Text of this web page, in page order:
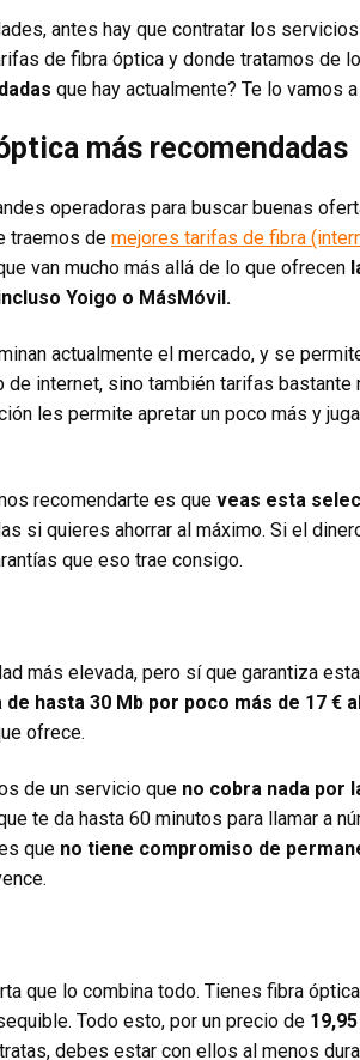
antes hay que contratar los
de fibra óptica y donde tratamos de
que hay actualmente? Te lo vamos
más recomendadas
operadoras para buscar buenas
traemos de mejores tarifas de fibra
van mucho más allá de lo que ofrecen
Yoigo o MásMóvil.
actualmente el mercado, y se
de internet, sino también tarifas bastante
les permite apretar un poco más y
recomendarte es que veas esta
si quieres ahorrar al máximo. Si el
que eso trae consigo.
más elevada, pero sí que garantiza
hasta 30 Mb por poco más de 17 €
ofrece.
de un servicio que no cobra nada por
te da hasta 60 minutos para llamar a
que no tiene compromiso de
que lo combina todo. Tienes fibra
Todo esto, por un precio de
debes estar con ellos al menos